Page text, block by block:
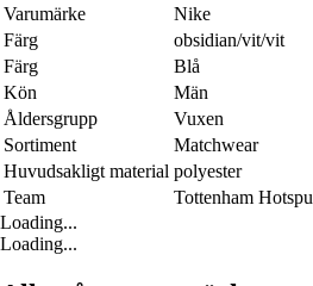
Varumärke
Nike
Färg
obsidian/vit/vit
Färg
Blå
Kön
Män
Åldersgrupp
Vuxen
Sortiment
Matchwear
Huvudsakligt material polyester
Team
Tottenham
Loading...
Loading...